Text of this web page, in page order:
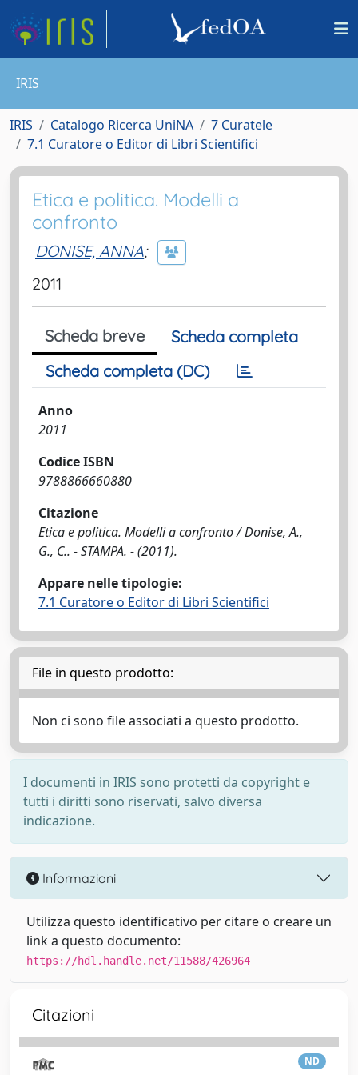
IRIS
IRIS Catalogo Ricerca UniNA
7 Curatele
7.1 Curatore o Editor di Libri Scientifici
Etica e politica. Modelli a
confronto
DONISE, ANNA;
2011
Scheda breve
Scheda completa
Scheda completa (DC)
Anno
2011
Codice ISBN
9788866660880
Citazione
Etica e politica. Modelli a confronto / Donise, A.,
G., C.. - STAMPA. - (2011).
Appare nelle tipologie:
7.1 Curatore o Editor di Libri Scientifici
File in questo prodotto:
Non ci sono file associati a questo prodotto.
I documenti in IRIS sono protetti da copyright e
tutti i diritti sono riservati, salvo diversa
indicazione.
Informazioni
Utilizza questo identificativo per citare o creare un
link a questo documento:
https://hdl.handle.net/11588/426964
Citazioni
ND